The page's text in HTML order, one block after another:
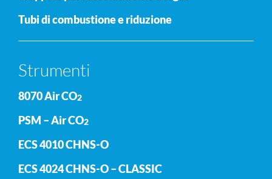
Tubi di combustione e riduzione
Strumenti
8070 Air CO2
PSM – Air CO2
ECS 4010 CHNS-O
ECS 4024 CHNS-O – CLASSIC